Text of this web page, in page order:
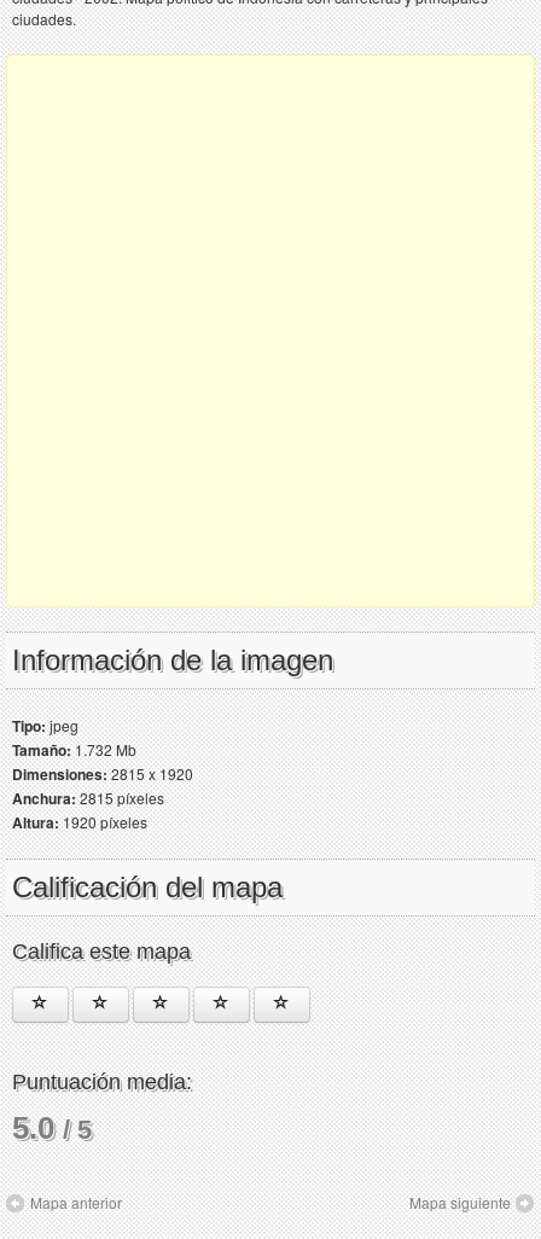
ciudades.
Información de la imagen
Tipo:jpeg
Tamaño:1.732 Mb
Dimensiones:2815 x 1920
Anchura:2815 píxeles
Altura:1920 píxeles
Calificación del mapa
Califica este mapa
Puntuación media:
5.0/ 5
Mapa anterior Mapa siguiente